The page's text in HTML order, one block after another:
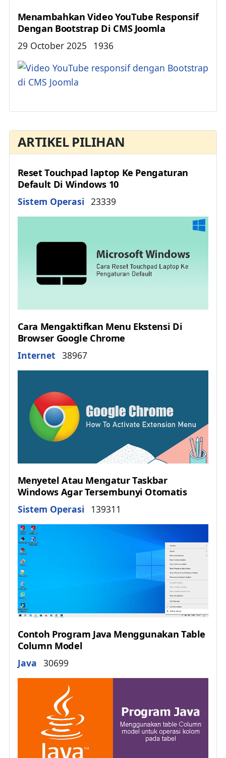
ARTIKEL PILIHAN
Reset Touchpad laptop Ke Pengaturan
Default Di Windows 10
Details
Sistem Operasi 23339
Cara Mengaktifkan Menu Ekstensi Di
Browser Google Chrome
Details
Internet 38967
Menyetel Atau Mengatur Taskbar
Windows Agar Tersembunyi Otomatis
Details
Sistem Operasi 139311
Contoh Program Java Menggunakan Table
Column Model
Details
Java 30699
Menambahkan Video YouTube Responsif
Dengan Bootstrap Di CMS Joomla
Details
29 October 2025 1936